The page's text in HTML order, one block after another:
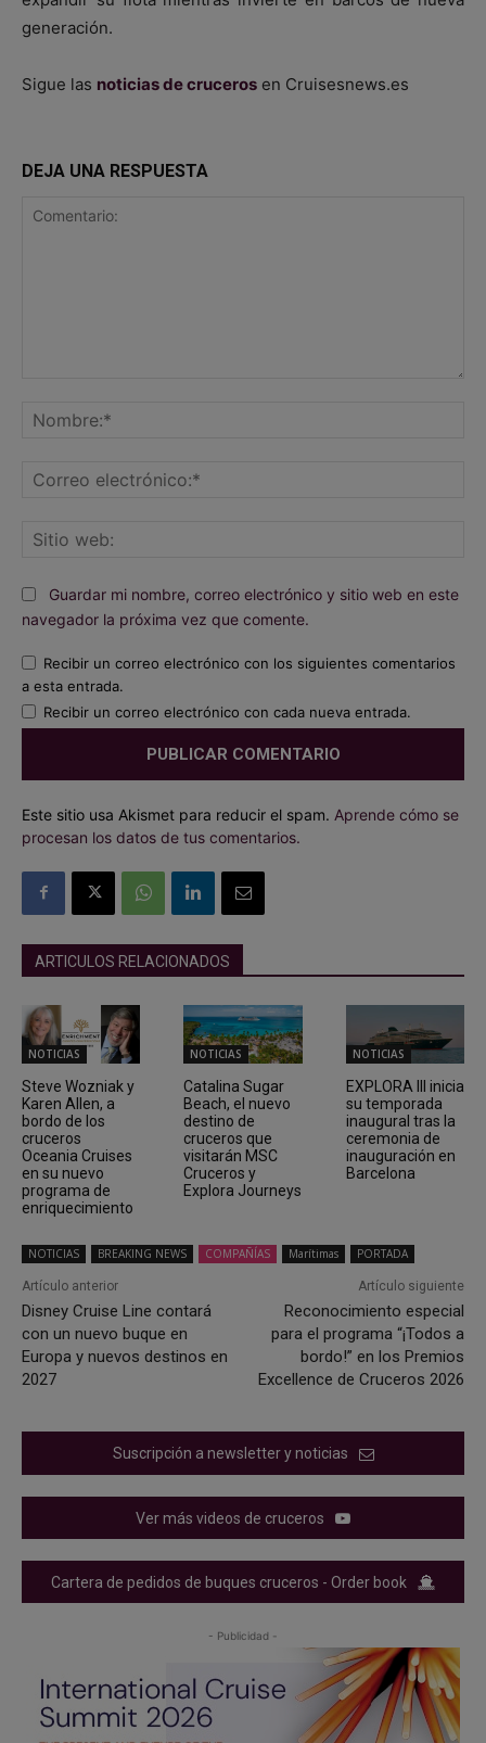
generación.
Sigue las noticias de cruceros en Cruisesnews.es
DEJA UNA RESPUESTA
Guardar mi nombre, correo electrónico y sitio web en este
navegador la próxima vez que comente.
Recibir un correo electrónico con los siguientes comentarios
a esta entrada.
Recibir un correo electrónico con cada nueva entrada.
Este sitio usa Akismet para reducir el spam. Aprende cómo se
procesan los datos de tus comentarios.
ARTICULOS RELACIONADOS
NOTICIAS
Steve Wozniak y
Karen Allen, a
bordo de los
cruceros
Oceania Cruises
en su nuevo
programa de
enriquecimiento
NOTICIAS
Catalina Sugar
Beach, el nuevo
destino de
cruceros que
visitarán MSC
Cruceros y
Explora Journeys
NOTICIAS
EXPLORA III inicia
su temporada
inaugural tras la
ceremonia de
inauguración en
Barcelona
NOTICIAS BREAKING NEWS COMPAÑÍAS Marítimas PORTADA
Artículo anterior
Disney Cruise Line contará
con un nuevo buque en
Europa y nuevos destinos en
2027
Artículo siguiente
Reconocimiento especial
para el programa “¡Todos a
bordo!” en los Premios
Excellence de Cruceros 2026
Suscripción a newsletter y noticias
Ver más videos de cruceros
Cartera de pedidos de buques cruceros - Order book
- Publicidad -